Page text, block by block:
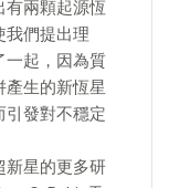
有兩顆起源恆
我們提出理
一起，因為質
生的新恆星
引發對不穩定
新星的更多研